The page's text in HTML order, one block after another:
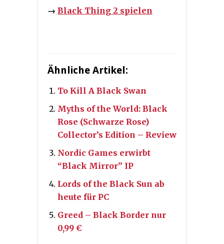
→ Black Thing 2 spielen
Ähnliche Artikel:
To Kill A Black Swan
Myths of the World: Black
Rose (Schwarze Rose)
Collector’s Edition – Review
Nordic Games erwirbt
“Black Mirror” IP
Lords of the Black Sun ab
heute für PC
Greed – Black Border nur
0,99 €